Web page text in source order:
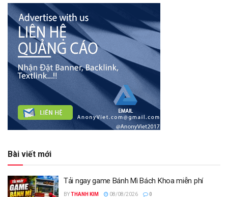
Bài viết mới
Tải ngay game Bánh Mì Bách Khoa miễn phí
BYTHANH KIM 08/08/2026 0